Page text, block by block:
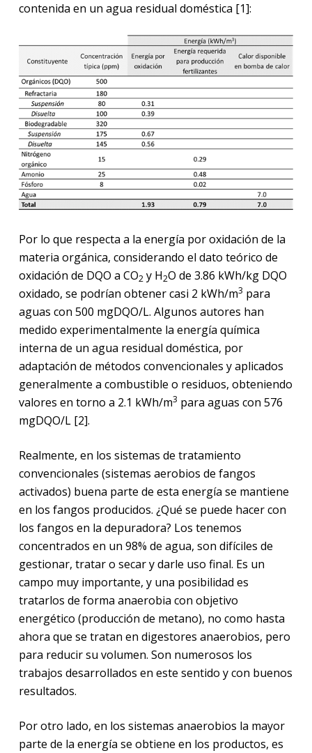
contenida en un agua residual doméstica [1]:
Por lo que respecta a la energía por oxidación de la
materia orgánica, considerando el dato teórico de
oxidación de DQO a CO2 y H2O de 3.86 kWh/kg DQO
oxidado, se podrían obtener casi 2 kWh/m3 para
aguas con 500 mgDQO/L. Algunos autores han
medido experimentalmente la energía química
interna de un agua residual doméstica, por
adaptación de métodos convencionales y aplicados
generalmente a combustible o residuos, obteniendo
valores en torno a 2.1 kWh/m3 para aguas con 576
mgDQO/L [2].
Realmente, en los sistemas de tratamiento
convencionales (sistemas aerobios de fangos
activados) buena parte de esta energía se mantiene
en los fangos producidos. ¿Qué se puede hacer con
los fangos en la depuradora? Los tenemos
concentrados en un 98% de agua, son difíciles de
gestionar, tratar o secar y darle uso final. Es un
campo muy importante, y una posibilidad es
tratarlos de forma anaerobia con objetivo
energético (producción de metano), no como hasta
ahora que se tratan en digestores anaerobios, pero
para reducir su volumen. Son numerosos los
trabajos desarrollados en este sentido y con buenos
resultados.
Por otro lado, en los sistemas anaerobios la mayor
parte de la energía se obtiene en los productos, es